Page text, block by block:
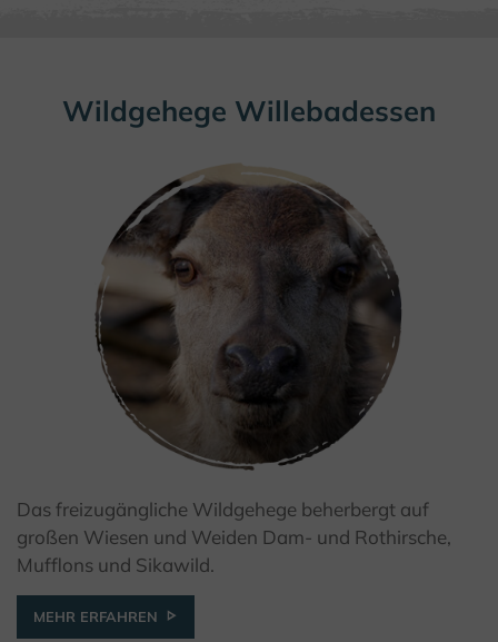
Wildgehege Willebadessen
© Kulturland Kreis Höxter / K. Krajewski
Das freizugängliche Wildgehege beherbergt auf
großen Wiesen und Weiden Dam- und Rothirsche,
Mufflons und Sikawild.
MEHR ERFAHREN